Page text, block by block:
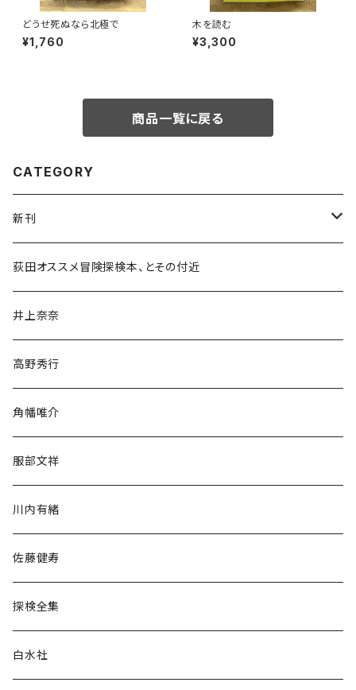
どうせ死ぬなら北極で
¥1,760
木を読む
¥3,300
商品一覧に戻る
CATEGORY
新刊
和書
文学・小説・物語
随筆・ノンフィクション・その他
民族・風習
言語・ことば
荻田オススメ冒険探検本、とその付近
井上奈奈
高野秀行
角幡唯介
服部文祥
川内有緒
佐藤健寿
探検全集
白水社